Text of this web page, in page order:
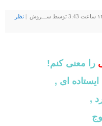
نظر
را معنی کنم!
ایستاده ای ,
,